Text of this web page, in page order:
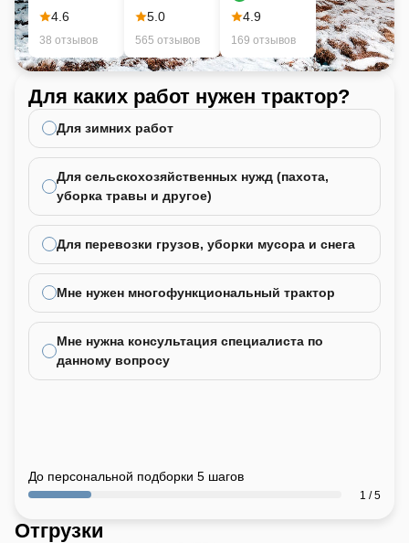
4.6
38 отзывов
5.0
565 отзывов
4.9
169 отзывов
Для каких работ нужен трактор?
Для зимних работ
Для сельскохозяйственных нужд (пахота,
уборка травы и другое)
Для перевозки грузов, уборки мусора и снега
Мне нужен многофункциональный трактор
Мне нужна консультация специалиста по
данному вопросу
До персональной подборки 5 шагов
1 / 5
Отгрузки